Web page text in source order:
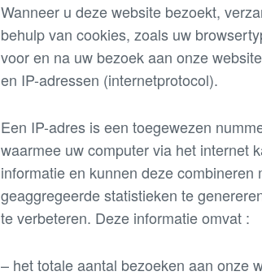
Wanneer u deze website bezoekt,
behulp van cookies, zoals uw
voor en na uw bezoek aan onze
en IP-adressen (internetprotocol).
Een IP-adres is een toegewezen
waarmee uw computer via het internet
informatie en kunnen deze
geaggregeerde statistieken te
te verbeteren. Deze informatie omvat :
het totale aantal bezoeken aan onze